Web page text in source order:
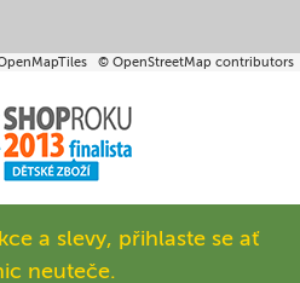
© OpenStreetMap contributors
a slevy, přihlaste se ať
neuteče.